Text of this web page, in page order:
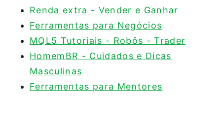
Renda extra - Vender e Ganhar
Ferramentas para Negócios
MQL5 Tutoriais - Robôs - Trader
HomemBR - Cuidados e Dicas
Masculinas
Ferramentas para Mentores